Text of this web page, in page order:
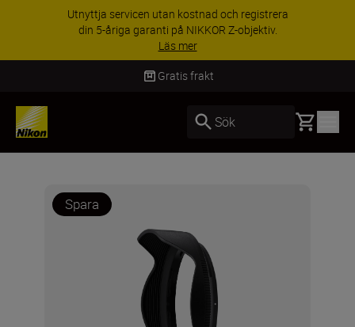
Utnyttja servicen utan kostnad och registrera
din 5-åriga garanti på NIKKOR Z-objektiv.
Läs mer
Gratis frakt
Sök Basket
Spara